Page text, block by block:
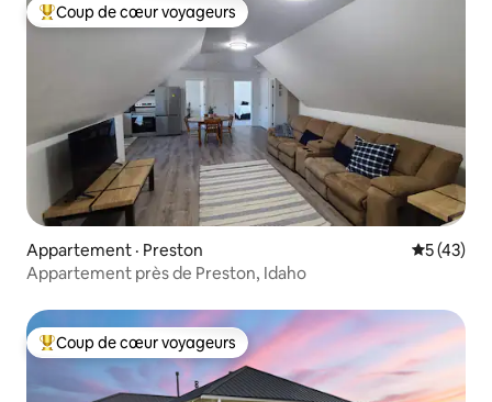
Coup de cœur voyageurs parmi les plus aimés
Coup de cœur voyageurs
Appartement · Preston Note
5 (43)
Appartement près de Preston, Idaho
Coup de cœur voyageurs parmi les plus aimés
Coup de cœur voyageurs